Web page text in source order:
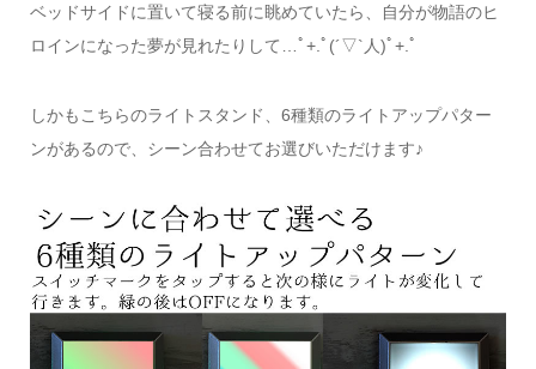
ベッドサイドに置いて寝る前に眺めていたら、自分が物語のヒ
ロインになった夢が見れたりして…ﾟ+.ﾟ(´▽`人)ﾟ+.ﾟ
しかもこちらのライトスタンド、6種類のライトアップパター
ンがあるので、シーン合わせてお選びいただけます♪